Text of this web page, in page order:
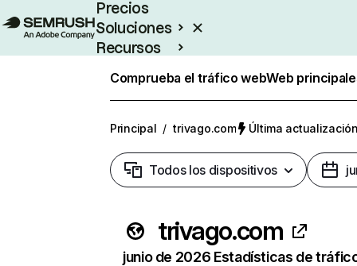
Precios
Soluciones
Recursos
Comprueba el tráfico webWeb
Principal / trivago.com Última
Todos los dispositivos
trivago.com
junio de 2026 Estadísticas de